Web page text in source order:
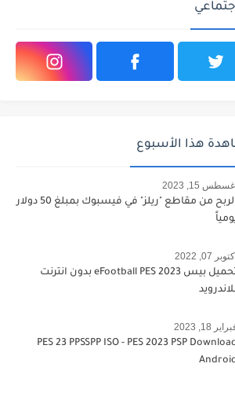
هذا الأسبوع
أغسطس 15, 2023
الربح من مقاطع "ريلز" في فيسبوك بمبلغ 50 دولار
أكتوبر 07, 2022
تحميل بيس 2023 eFootball PES بدون انترنت
18, 2023
PES 23 PPSSPP ISO - PES 2023 PSP